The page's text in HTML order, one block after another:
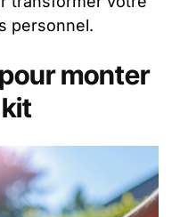
personnel.
monter